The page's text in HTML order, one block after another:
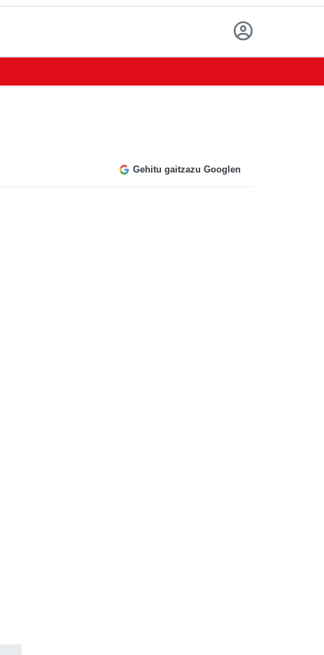
Gehitu gaitzazu Googlen